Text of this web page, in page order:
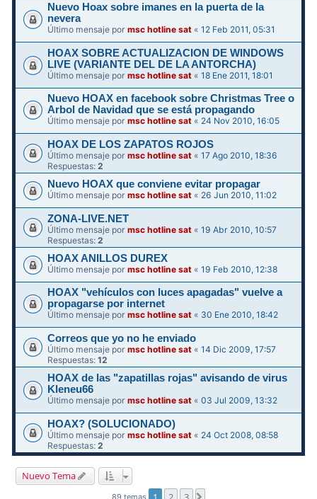
Nuevo Hoax sobre imanes en la puerta de la
nevera
Último mensaje pormsc hotline sat «12 Feb 2011, 05:31
HOAX SOBRE ACTUALIZACION DE WINDOWS
LIVE (VARIANTE DEL DE LA ANTORCHA)
Último mensaje pormsc hotline sat «18 Ene 2011, 18:01
Nuevo HOAX en facebook sobre Christmas Tree o
Arbol de Navidad que se está propagando
Último mensaje pormsc hotline sat « 24 Nov 2010, 16:05
HOAX DE LOS ZAPATOS ROJOS
Último mensaje pormsc hotline sat «17 Ago 2010, 18:36
Respuestas:2
Nuevo HOAX que conviene evitar propagar
Último mensaje pormsc hotline sat « 26 Jun 2010, 11:02
ZONA-LIVE.NET
Último mensaje pormsc hotline sat «19 Abr 2010, 10:57
Respuestas:2
HOAX ANILLOS DUREX
Último mensaje pormsc hotline sat «19 Feb 2010, 12:38
HOAX "vehículos con luces apagadas" vuelve a
propagarse por internet
Último mensaje pormsc hotline sat « 30 Ene 2010, 18:42
Correos que yo no he enviado
Último mensaje pormsc hotline sat «14 Dic 2009, 17:57
Respuestas:12
HOAX de las "zapatillas rojas" avisando de virus
Kleneu66
Último mensaje pormsc hotline sat «03 Jul 2009, 13:32
HOAX? (SOLUCIONADO)
Último mensaje pormsc hotline sat « 24 Oct 2008, 08:58
Respuestas:2
Nuevo Tema
89 temas